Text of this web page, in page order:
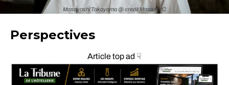
Masayoshi Takayama @ credit Masa NYC
Perspectives
Article top ad ☟